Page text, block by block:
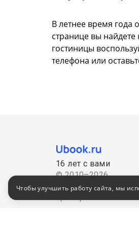
В летнее время года
странице вы
гостиницы
телефона или
16 лет с вами
© 2010–2026
Российский сервис
Чтобы улучшить работу сайта, мы